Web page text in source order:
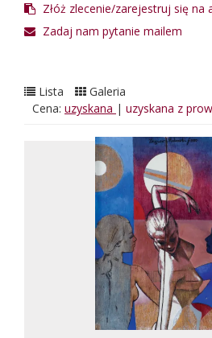
Złóż zlecenie/zarejestruj się na
Zadaj nam pytanie mailem
Lista
Galeria
Cena: uzyskana | uzyskana z